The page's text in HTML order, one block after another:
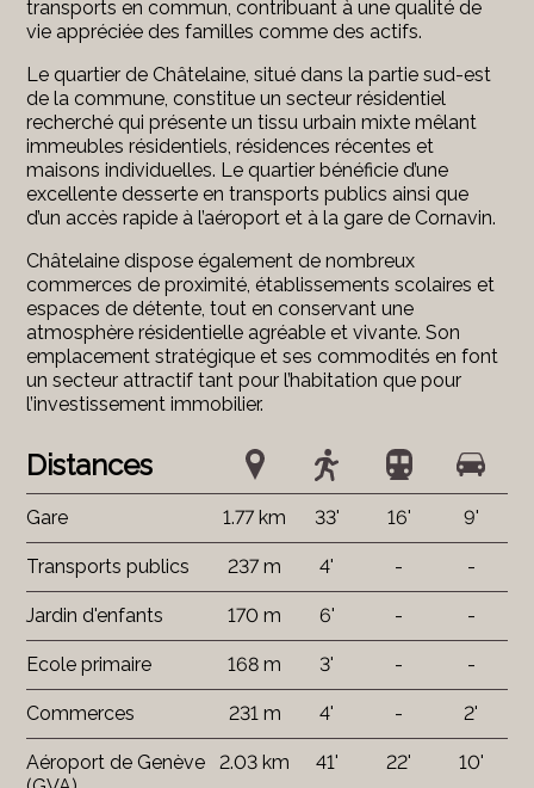
transports en commun, contribuant à une qualité de
vie appréciée des familles comme des actifs.
Le quartier de Châtelaine, situé dans la partie sud-est
de la commune, constitue un secteur résidentiel
recherché qui présente un tissu urbain mixte mêlant
immeubles résidentiels, résidences récentes et
maisons individuelles. Le quartier bénéficie d’une
excellente desserte en transports publics ainsi que
d’un accès rapide à l’aéroport et à la gare de Cornavin.
Châtelaine dispose également de nombreux
commerces de proximité, établissements scolaires et
espaces de détente, tout en conservant une
atmosphère résidentielle agréable et vivante. Son
emplacement stratégique et ses commodités en font
un secteur attractif tant pour l’habitation que pour
l’investissement immobilier.
Distances
Gare 1.77 km 33' 16' 9'
Transports publics 237 m 4' - -
Jardin d'enfants 170 m 6' - -
Ecole primaire 168 m 3' - -
Commerces 231 m 4' - 2'
Aéroport de Genève
2.03 km 41' 22' 10'